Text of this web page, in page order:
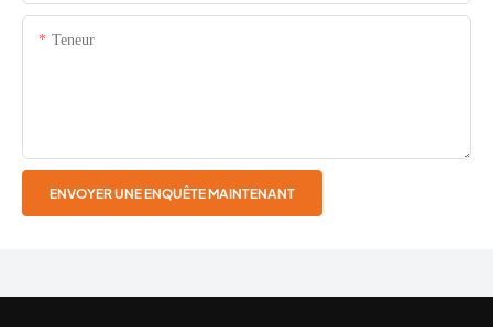
Teneur
ENVOYER UNE ENQUÊTE MAINTENANT